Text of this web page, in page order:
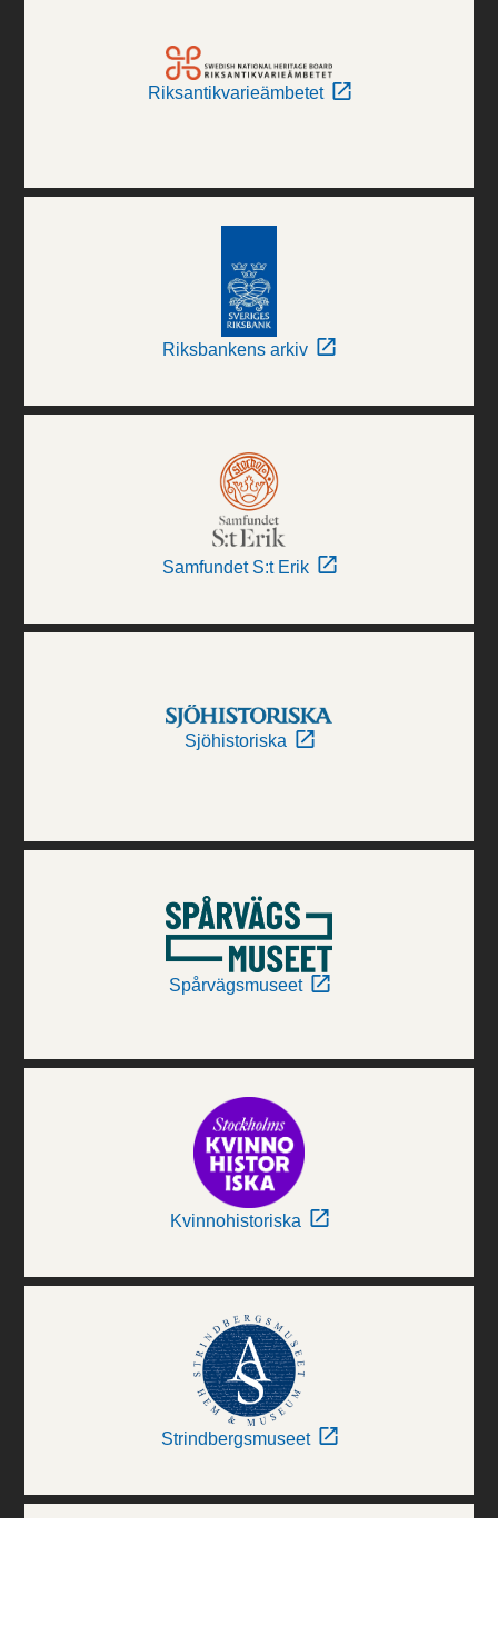
Riksantikvarieämbetet
Riksbankens arkiv
Samfundet S:t Erik
Sjöhistoriska
Spårvägsmuseet
Kvinnohistoriska
Strindbergsmuseet